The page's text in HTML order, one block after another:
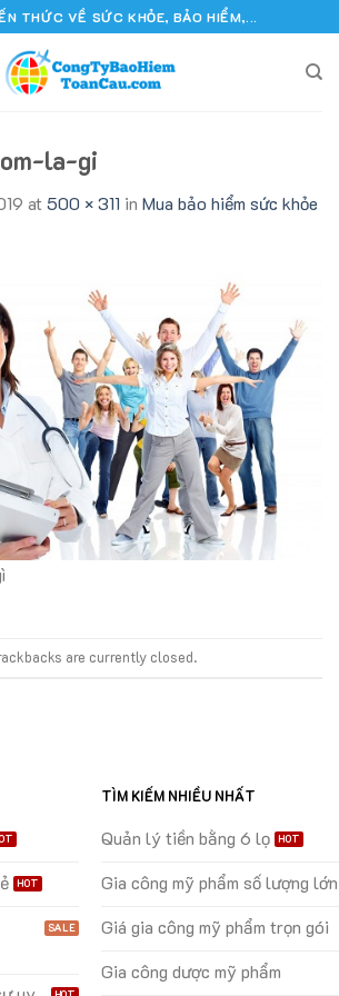
THỨC VỀ SỨC KHỎE, BẢO HIỂM,...
la-gi
at 500 × 311 in Mua bảo hiểm sức khỏe
are currently closed.
TÌM KIẾM NHIỀU NHẤT
Quản lý tiền bằng 6 lọ
Gia công mỹ phẩm số lượng lớn
Giá gia công mỹ phẩm trọn gói
Gia công dược mỹ phẩm